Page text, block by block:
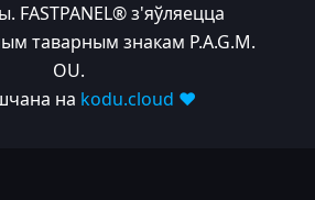
FASTPANEL® з'яўляецца
таварным знакам P.A.G.M.
OU.
на kodu.cloud ❤️